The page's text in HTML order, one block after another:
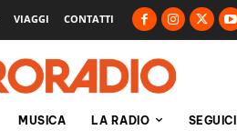
VIAGGI CONTATTI
MUSICA LA RADIO SEGUICI